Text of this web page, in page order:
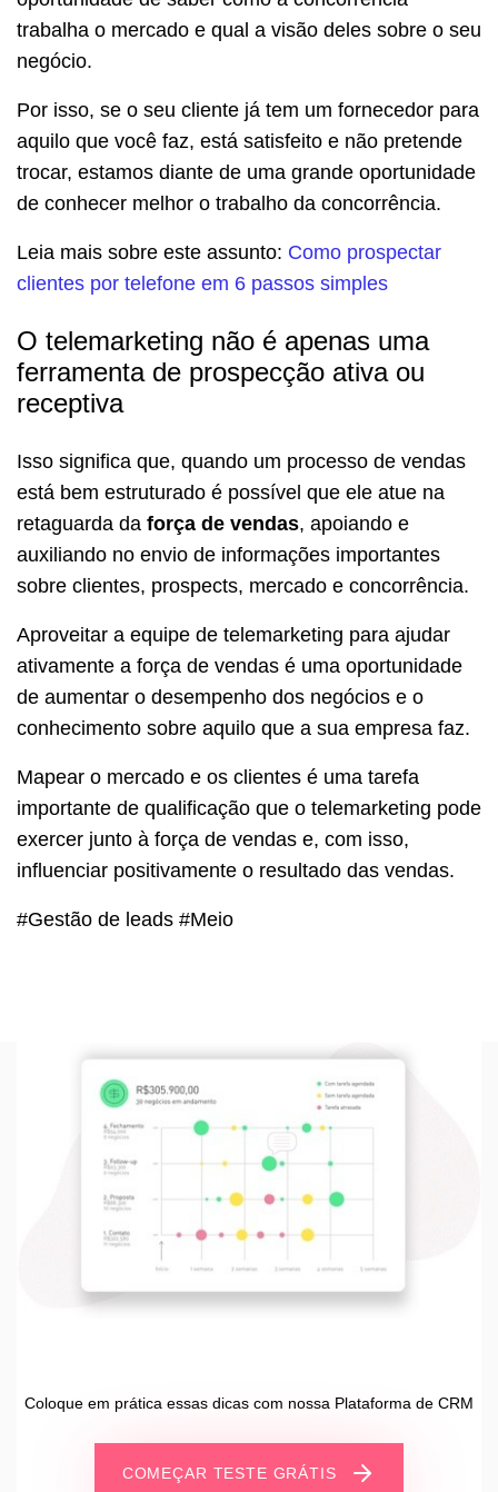
trabalha o mercado e qual a visão deles sobre o seu
negócio.
Por isso, se o seu cliente já tem um fornecedor para
aquilo que você faz, está satisfeito e não pretende
trocar, estamos diante de uma grande oportunidade
de conhecer melhor o trabalho da concorrência.
Leia mais sobre este assunto: Como prospectar
clientes por telefone em 6 passos simples
O telemarketing não é apenas uma
ferramenta de prospecção ativa ou
receptiva
Isso significa que, quando um processo de vendas
está bem estruturado é possível que ele atue na
retaguarda da força de vendas, apoiando e
auxiliando no envio de informações importantes
sobre clientes, prospects, mercado e concorrência.
Aproveitar a equipe de telemarketing para ajudar
ativamente a força de vendas é uma oportunidade
de aumentar o desempenho dos negócios e o
conhecimento sobre aquilo que a sua empresa faz.
Mapear o mercado e os clientes é uma tarefa
importante de qualificação que o telemarketing pode
exercer junto à força de vendas e, com isso,
influenciar positivamente o resultado das vendas.
#Gestão de leads #Meio
Coloque em prática essas dicas com nossa Plataforma de CRM
COMEÇAR TESTE GRÁTIS